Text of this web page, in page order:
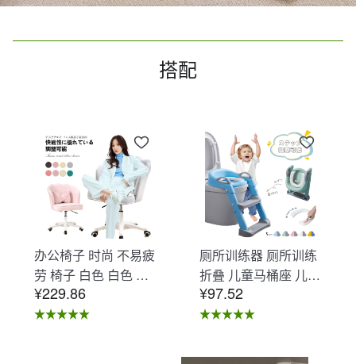
搭配
办公椅子 时尚 不易疲
劳 椅子 白色 白色 办
公椅子 不易疲劳 学习
椅 北欧 儿童 椅子 学
¥229.86
厕所训练器 厕所训练
折叠 儿童马桶座 儿童
马桶辅助 收纳式马桶
座 小孩马桶座 儿童厕
女孩 儿童 孩子 儿童
¥97.52